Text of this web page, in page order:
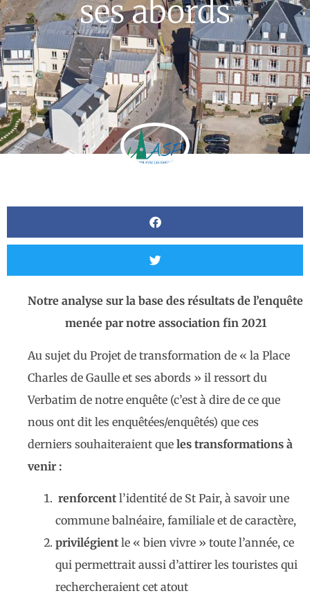
ses abords
Notre analyse sur la base des résultats de l’enquête
menée par notre association fin 2021
Au sujet du Projet de transformation de « la Place
Charles de Gaulle et ses abords » il ressort du
Verbatim de notre enquête (c’est à dire de ce que
nous ont dit les enquêtées/enquêtés) que ces
derniers souhaiteraient que les transformations à
venir :
renforcent l’identité de St Pair, à savoir une
commune balnéaire, familiale et de caractère,
privilégient le « bien vivre » toute l’année, ce
qui permettrait aussi d’attirer les touristes qui
rechercheraient cet atout